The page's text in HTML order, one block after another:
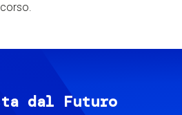
dal Futuro